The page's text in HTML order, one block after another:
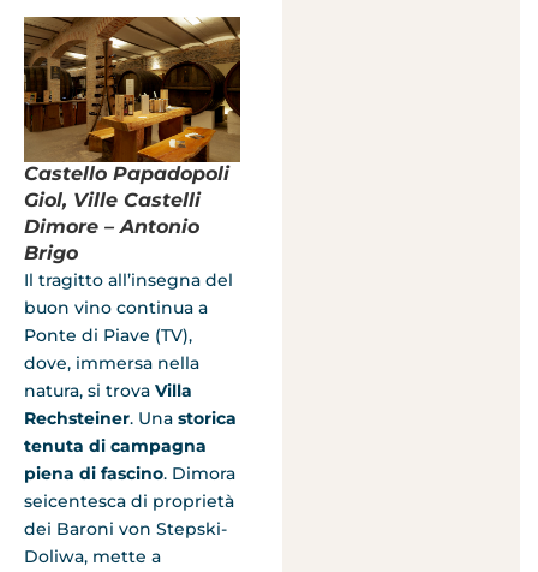
Castello Papadopoli
Giol, Ville Castelli
Dimore – Antonio
Brigo
Il tragitto all’insegna del
buon vino continua a
Ponte di Piave (TV),
dove, immersa nella
natura, si trova Villa
Rechsteiner. Una storica
tenuta di campagna
piena di fascino. Dimora
seicentesca di proprietà
dei Baroni von Stepski-
Doliwa, mette a